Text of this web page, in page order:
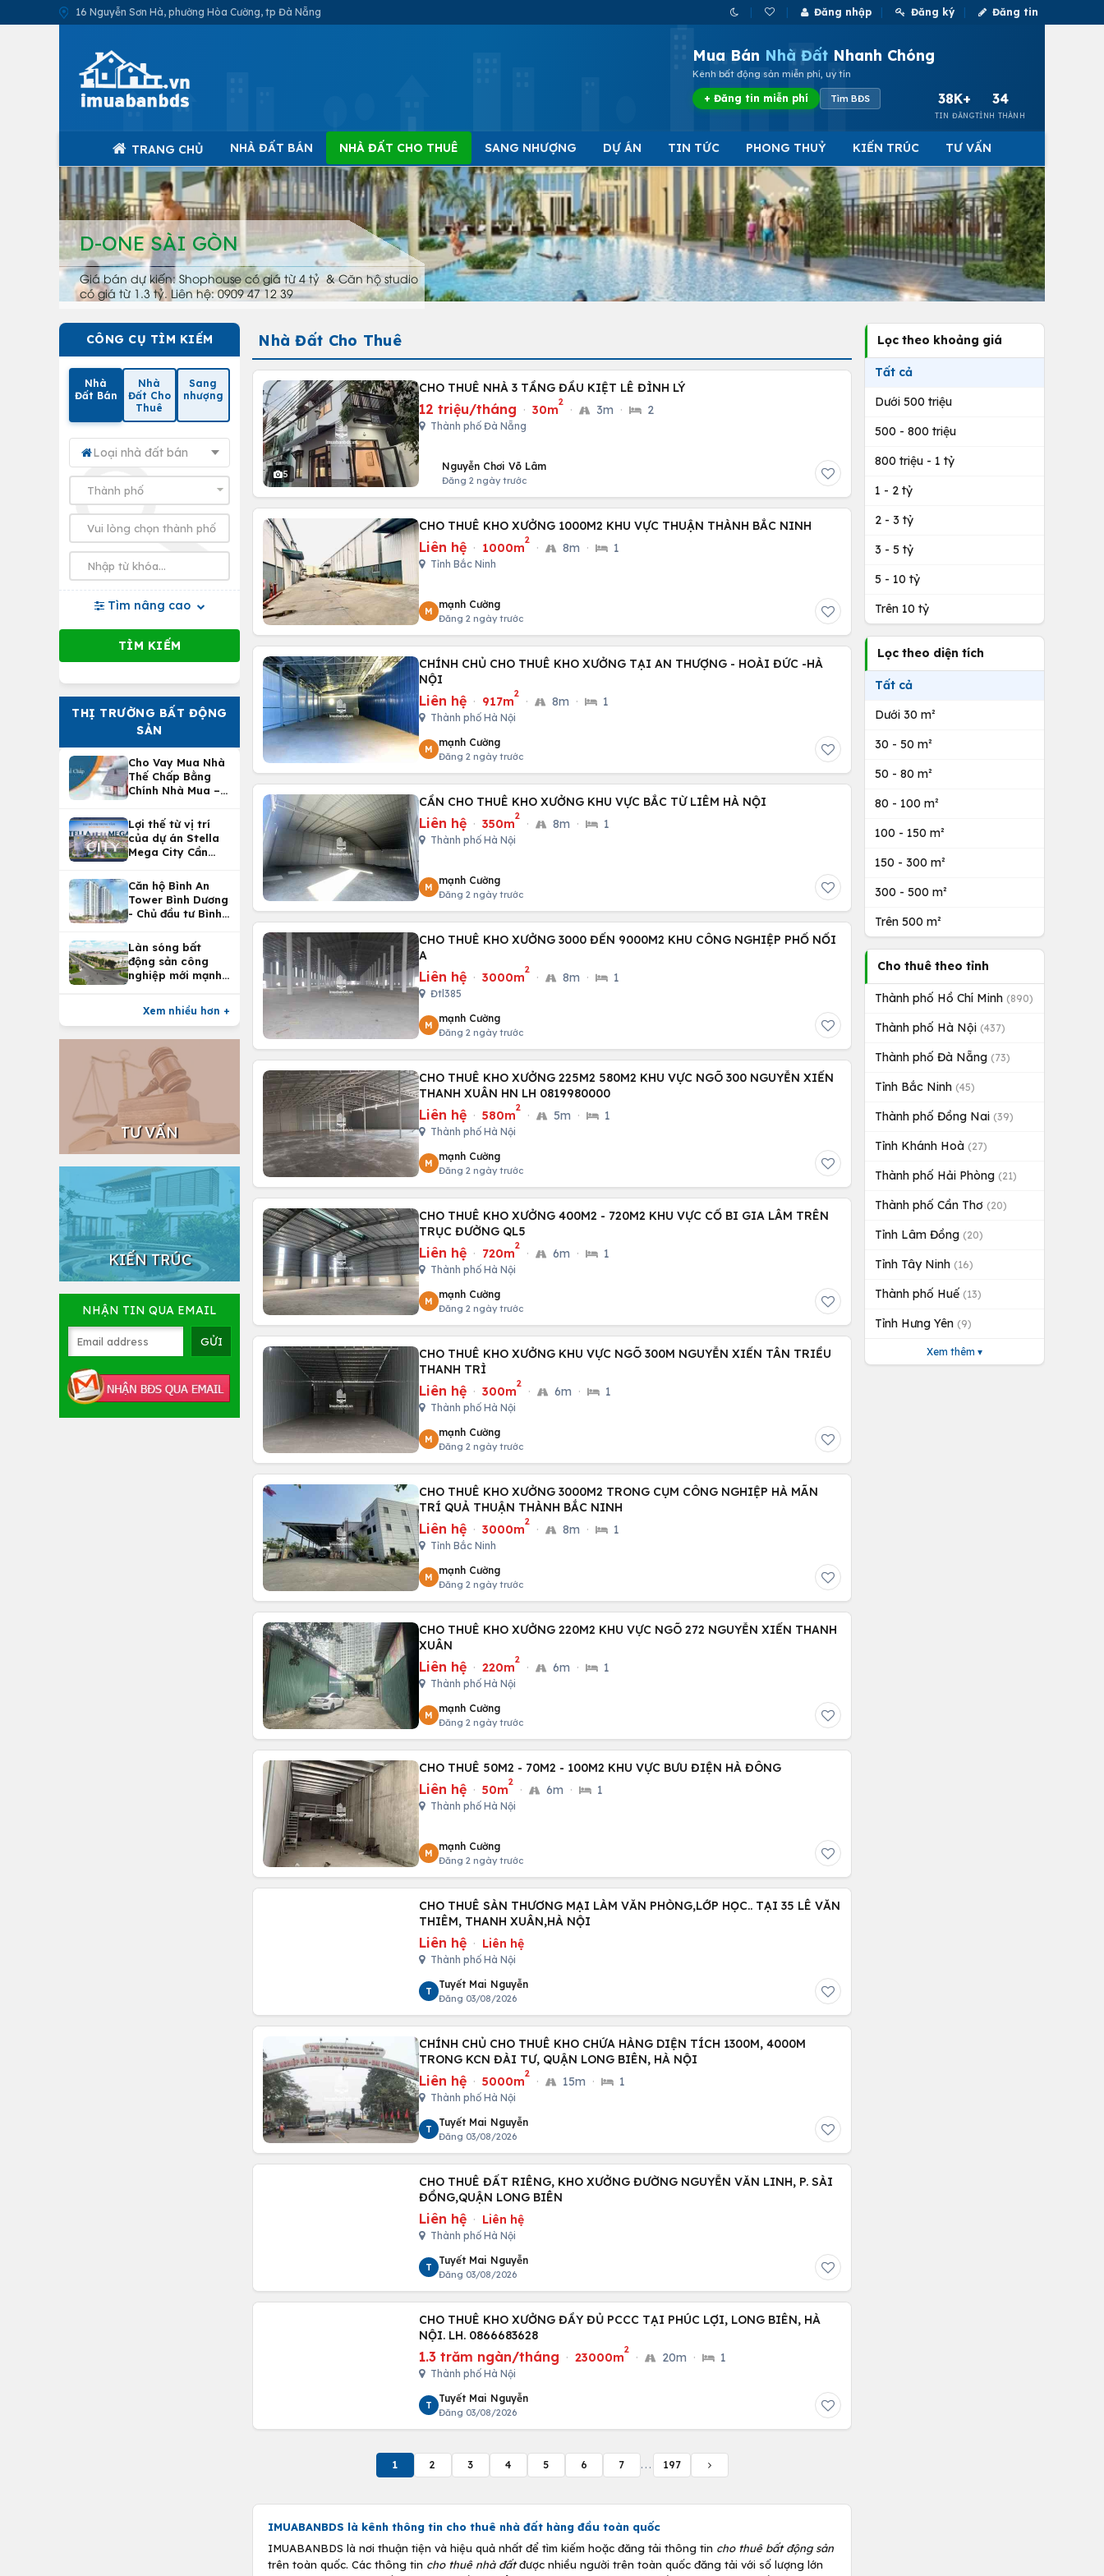
16 Nguyễn Sơn Hà, phường Hòa Cường, tp Đà Nẵng Đăng nhập Đăng ký Đăng tin
Mua Bán Nhà Đất Nhanh Chóng
Kênh bất động sản miễn phí, uy tín
+ Đăng tin miễn phí Tìm BĐS 38K+
TIN ĐĂNG
34
TỈNH THÀNH
TRANG CHỦ NHÀ ĐẤT BÁN NHÀ ĐẤT CHO THUÊ SANG NHƯỢNG DỰ ÁN TIN TỨC PHONG THUỶ KIẾN TRÚC TƯ VẤN
D-ONE SÀI GÒN
Giá bán dự kiến: Shophouse có giá từ 4 tỷ & Căn hộ studio
có giá từ 1.3 tỷ. Liên hệ: 0909 47 12 39
CÔNG CỤ TÌM KIẾM
Nhà
Đất Bán
Nhà
Đất Cho
Thuê
Sang
nhượng
Loại nhà đất bán
Tìm nâng cao
THỊ TRƯỜNG BẤT ĐỘNG
SẢN
Cho Vay Mua Nhà
Thế Chấp Bằng
Chính Nhà Mua –
Nhà Tại
Vietcombank
Lợi thế từ vị trí
của dự án Stella
Mega City Cần
Căn hộ Bình An
Tower Bình Dương
- Chủ đầu tư Bình
Làn sóng bất
động sản công
nghiệp mới mạnh
Xem nhiều hơn +
TƯ VẤN
KIẾN TRÚC
NHẬN TIN QUA EMAIL
Nhà Đất Cho Thuê
5
CHO THUÊ NHÀ 3 TẦNG ĐẦU KIỆT LÊ ĐÌNH LÝ
12 triệu/tháng · 30m
2
· 3m · 2
Thành phố Đà Nẵng
Nguyễn Chơi Võ Lâm
Đăng 2 ngày trước
CHO THUÊ KHO XƯỞNG 1000M2 KHU VỰC THUẬN THÀNH BẮC NINH
Liên hệ · 1000m
2
· 8m · 1
Tỉnh Bắc Ninh
M
mạnh Cường
Đăng 2 ngày trước
CHÍNH CHỦ CHO THUÊ KHO XƯỞNG TẠI AN THƯỢNG - HOÀI ĐỨC -HÀ
NỘI
Liên hệ · 917m
2
· 8m · 1
Thành phố Hà Nội
M
mạnh Cường
Đăng 2 ngày trước
CẦN CHO THUÊ KHO XƯỞNG KHU VỰC BẮC TỪ LIÊM HÀ NỘI
Liên hệ · 350m
2
· 8m · 1
Thành phố Hà Nội
M
mạnh Cường
Đăng 2 ngày trước
CHO THUÊ KHO XƯỞNG 3000 ĐẾN 9000M2 KHU CÔNG NGHIỆP PHỐ NỐI
A
Liên hệ · 3000m
2
· 8m · 1
Đtl385
M
mạnh Cường
Đăng 2 ngày trước
CHO THUÊ KHO XƯỞNG 225M2 580M2 KHU VỰC NGÕ 300 NGUYỄN XIỂN
THANH XUÂN HN LH 0819980000
Liên hệ · 580m
2
· 5m · 1
Thành phố Hà Nội
M
mạnh Cường
Đăng 2 ngày trước
CHO THUÊ KHO XƯỞNG 400M2 - 720M2 KHU VỰC CỔ BI GIA LÂM TRÊN
TRỤC ĐƯỜNG QL5
Liên hệ · 720m
2
· 6m · 1
Thành phố Hà Nội
M
mạnh Cường
Đăng 2 ngày trước
CHO THUÊ KHO XƯỞNG KHU VỰC NGÕ 300M NGUYỄN XIỂN TÂN TRIỀU
THANH TRÌ
Liên hệ · 300m
2
· 6m · 1
Thành phố Hà Nội
M
mạnh Cường
Đăng 2 ngày trước
CHO THUÊ KHO XƯỞNG 3000M2 TRONG CỤM CÔNG NGHIỆP HÀ MÃN
TRÍ QUẢ THUẬN THÀNH BẮC NINH
Liên hệ · 3000m
2
· 8m · 1
Tỉnh Bắc Ninh
M
mạnh Cường
Đăng 2 ngày trước
CHO THUÊ KHO XƯỞNG 220M2 KHU VỰC NGÕ 272 NGUYỄN XIỂN THANH
XUÂN
Liên hệ · 220m
2
· 6m · 1
Thành phố Hà Nội
M
mạnh Cường
Đăng 2 ngày trước
CHO THUÊ 50M2 - 70M2 - 100M2 KHU VỰC BƯU ĐIỆN HÀ ĐÔNG
Liên hệ · 50m
2
· 6m · 1
Thành phố Hà Nội
M
mạnh Cường
Đăng 2 ngày trước
CHO THUÊ SÀN THƯƠNG MẠI LÀM VĂN PHÒNG,LỚP HỌC.. TẠI 35 LÊ VĂN
THIÊM, THANH XUÂN,HÀ NỘI
Liên hệ · Liên hệ
Thành phố Hà Nội
T
Tuyết Mai Nguyễn
Đăng 03/08/2026
CHÍNH CHỦ CHO THUÊ KHO CHỨA HÀNG DIỆN TÍCH 1300M, 4000M
TRONG KCN ĐÀI TƯ, QUẬN LONG BIÊN, HÀ NỘI
Liên hệ · 5000m
2
· 15m · 1
Thành phố Hà Nội
T
Tuyết Mai Nguyễn
Đăng 03/08/2026
CHO THUÊ ĐẤT RIÊNG, KHO XƯỞNG ĐƯỜNG NGUYỄN VĂN LINH, P. SÀI
ĐỒNG,QUẬN LONG BIÊN
Liên hệ · Liên hệ
Thành phố Hà Nội
T
Tuyết Mai Nguyễn
Đăng 03/08/2026
CHO THUÊ KHO XƯỞNG ĐẦY ĐỦ PCCC TẠI PHÚC LỢI, LONG BIÊN, HÀ
NỘI. LH. 0866683628
1.3 trăm ngàn/tháng · 23000m
2
· 20m · 1
Thành phố Hà Nội
T
Tuyết Mai Nguyễn
Đăng 03/08/2026
1 2 3 4 5 6 7 ... 197
IMUABANBDS là kênh thông tin cho thuê nhà đất hàng đầu toàn quốc
IMUABANBDS là nơi thuận tiện và hiệu quả nhất để tìm kiếm hoặc đăng tải thông tin cho thuê bất động sản
trên toàn quốc. Các thông tin cho thuê nhà đấtđược nhiều người trên toàn quốc đăng tải với số lượng lớn
Lọc theo khoảng giá
Tất cả
Dưới 500 triệu
500 - 800 triệu
800 triệu - 1 tỷ
1 - 2 tỷ
2 - 3 tỷ
3 - 5 tỷ
5 - 10 tỷ
Trên 10 tỷ
Lọc theo diện tích
Tất cả
Dưới 30 m²
30 - 50 m²
50 - 80 m²
80 - 100 m²
100 - 150 m²
150 - 300 m²
300 - 500 m²
Trên 500 m²
Cho thuê theo tỉnh
Thành phố Hồ Chí Minh (890)
Thành phố Hà Nội (437)
Thành phố Đà Nẵng (73)
Tỉnh Bắc Ninh (45)
Thành phố Đồng Nai (39)
Tỉnh Khánh Hoà (27)
Thành phố Hải Phòng (21)
Thành phố Cần Thơ (20)
Tỉnh Lâm Đồng (20)
Tỉnh Tây Ninh (16)
Thành phố Huế (13)
Tỉnh Hưng Yên (9)
Xem thêm ▾